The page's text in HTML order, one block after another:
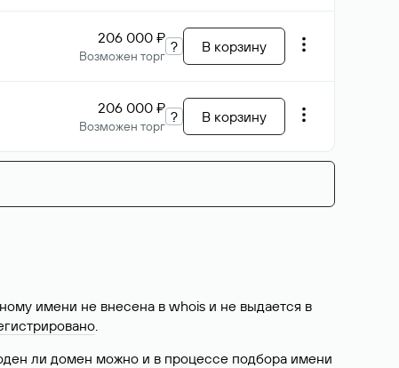
206 000 ₽
Возможен торг
? В корзину
206 000 ₽
Возможен торг
? В корзину
имени не внесена в whois и не выдается в
.
ли домен можно и в процессе подбора имени